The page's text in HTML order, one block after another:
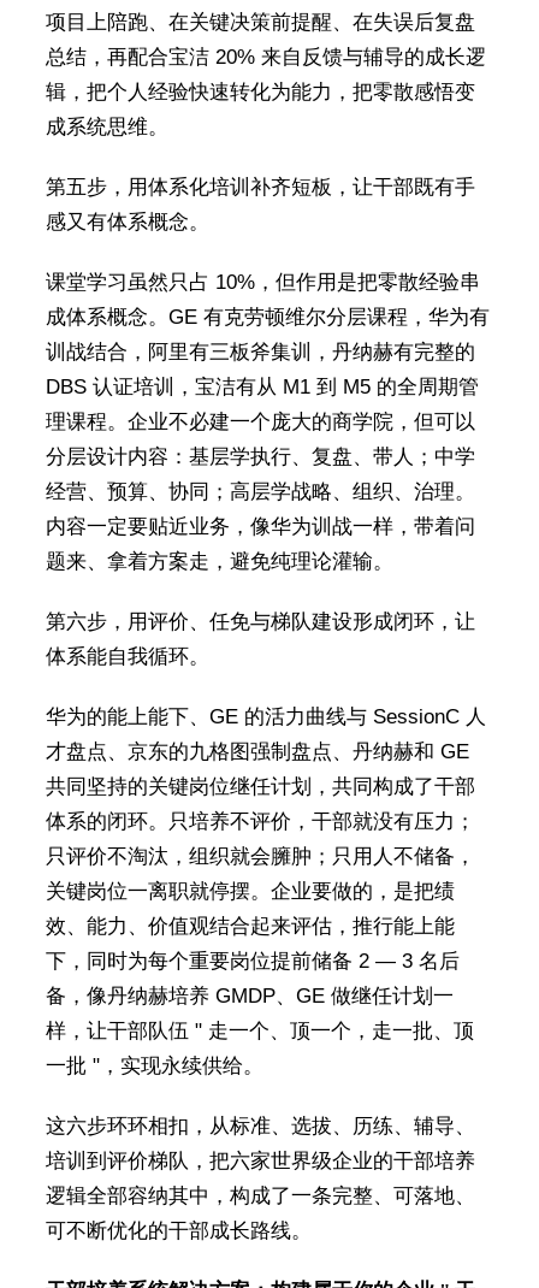
项目上陪跑、在关键决策前提醒、在失误后复盘
总结，再配合宝洁 20% 来自反馈与辅导的成长逻
辑，把个人经验快速转化为能力，把零散感悟变
成系统思维。
第五步，用体系化培训补齐短板，让干部既有手
感又有体系概念。
课堂学习虽然只占 10%，但作用是把零散经验串
成体系概念。GE 有克劳顿维尔分层课程，华为有
训战结合，阿里有三板斧集训，丹纳赫有完整的
DBS 认证培训，宝洁有从 M1 到 M5 的全周期管
理课程。企业不必建一个庞大的商学院，但可以
分层设计内容：基层学执行、复盘、带人；中学
经营、预算、协同；高层学战略、组织、治理。
内容一定要贴近业务，像华为训战一样，带着问
题来、拿着方案走，避免纯理论灌输。
第六步，用评价、任免与梯队建设形成闭环，让
体系能自我循环。
华为的能上能下、GE 的活力曲线与 SessionC 人
才盘点、京东的九格图强制盘点、丹纳赫和 GE
共同坚持的关键岗位继任计划，共同构成了干部
体系的闭环。只培养不评价，干部就没有压力；
只评价不淘汰，组织就会臃肿；只用人不储备，
关键岗位一离职就停摆。企业要做的，是把绩
效、能力、价值观结合起来评估，推行能上能
下，同时为每个重要岗位提前储备 2 — 3 名后
备，像丹纳赫培养 GMDP、GE 做继任计划一
样，让干部队伍 " 走一个、顶一个，走一批、顶
一批 "，实现永续供给。
这六步环环相扣，从标准、选拔、历练、辅导、
培训到评价梯队，把六家世界级企业的干部培养
逻辑全部容纳其中，构成了一条完整、可落地、
可不断优化的干部成长路线。